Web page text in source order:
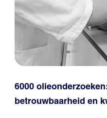
6000
betrouwbaarheid en